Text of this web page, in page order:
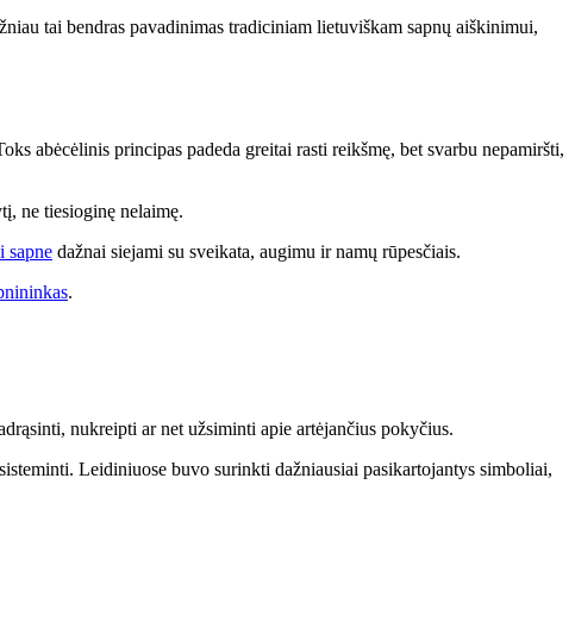
tai bendras pavadinimas tradiciniam lietuviškam sapnų aiškinimui,
abėcėlinis principas padeda greitai rasti reikšmę, bet svarbu nepamiršti,
ne tiesioginę nelaimę.
sapne dažnai siejami su sveikata, augimu ir namų rūpesčiais.
.
nukreipti ar net užsiminti apie artėjančius pokyčius.
Leidiniuose buvo surinkti dažniausiai pasikartojantys simboliai,